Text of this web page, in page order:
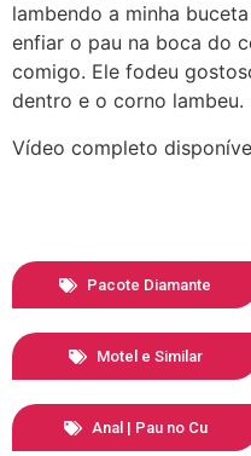
lambendo a minha
enfiar o pau na boca do
comigo. Ele fodeu
dentro e o corno lambeu.
Vídeo completo
Pacote Diamante
Motel e Similar
Anal | Pau no Cu